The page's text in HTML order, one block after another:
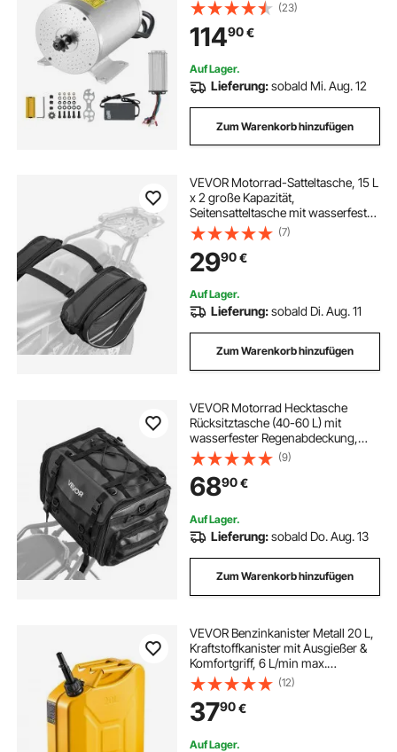
Drehzahlregler, Ideal für Go Karts E-
Bike Motorrad Roller
(23)
11490€
Auf Lager.
Lieferung:sobald Mi. Aug. 12
Zum Warenkorb hinzufügen
VEVOR Motorrad-Satteltasche, 15 L
x 2 große Kapazität,
Seitensatteltasche mit wasserfester
Regenhülle & Gurten, kompatibel
mit den meisten Motorrädern,
Gepäckaufbewahrungstasche
Motorradgepäck
(7)
2990€
Auf Lager.
Lieferung:sobald Di. Aug. 11
Zum Warenkorb hinzufügen
VEVOR Motorrad Hecktasche
Rücksitztasche (40-60 L) mit
wasserfester Regenabdeckung,
Motorrad-Gepäckaufbewahrung,
Gepäckträgertasche mit
Schultergurt & elastischer Kordel,
Motorradgepäck Schwarz
(9)
6890€
Auf Lager.
Lieferung:sobald Do. Aug. 13
Zum Warenkorb hinzufügen
VEVOR Benzinkanister Metall 20 L,
Kraftstoffkanister mit Ausgießer &
Komfortgriff, 6 L/min max.
Durchflussrate, auslaufsicherer
Benzintank für die meisten Autos,
Motorräder, ATVs & UTVs, Gelb
(12)
3790€
Auf Lager.